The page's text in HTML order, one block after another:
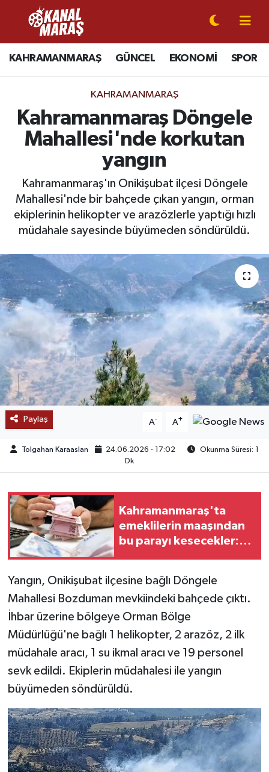
KAHRAMANMARAŞ GÜNCEL EKONOMİ SPOR
KAHRAMANMARAŞ
Kahramanmaraş Döngele
Mahallesi'nde korkutan
yangın
Kahramanmaraş'ın Onikişubat ilçesi Döngele
Mahallesi'nde bir bahçede çıkan yangın, orman
ekiplerinin helikopter ve arazözlerle yaptığı hızlı
müdahale sayesinde büyümeden söndürüldü.
Paylaş A- A+
Tolgahan Karaaslan 24.06.2026 - 17:02
Okunma Süresi: 1
Dk
Kahramanmaraş'ta
emeklilerin maaşından
bu parayı kesecekler:
Yangın, Onikişubat ilçesine bağlı Döngele
Mahallesi Bozduman mevkiindeki bahçede çıktı.
İhbar üzerine bölgeye Orman Bölge
Müdürlüğü'ne bağlı 1 helikopter, 2 arazöz, 2 ilk
müdahale aracı, 1 su ikmal aracı ve 19 personel
sevk edildi. Ekiplerin müdahalesi ile yangın
büyümeden söndürüldü.
CANLI YAYIN
KAHRAMANMARAŞ
SPOR
EKONOMİ
GÜNDEM
MAGAZİN
SAĞLIK
EĞİTİM
BÖLGE
KEŞFET
POPÜLER
DÜNYA
TREND
MEDYA
OTOMOTİV
YAŞAM
KÜLTÜR SANAT
Kahramanmaraş Nöbetçi Eczaneler
Kahramanmaraş Hava Durumu
Kahramanmaraş Trafik Yoğunluk Haritası
Süper Lig Puan Durumu ve Fikstür
Tüm Manşetler
Son Dakika Haberleri
Haber Arşivi